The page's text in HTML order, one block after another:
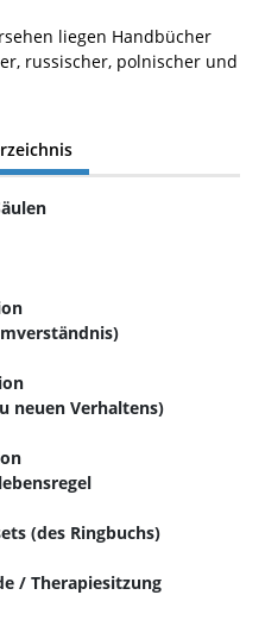
liegen Handbücher
russischer, polnischer und
neuen Verhaltens)
(des Ringbuchs)
/ Therapiesitzung